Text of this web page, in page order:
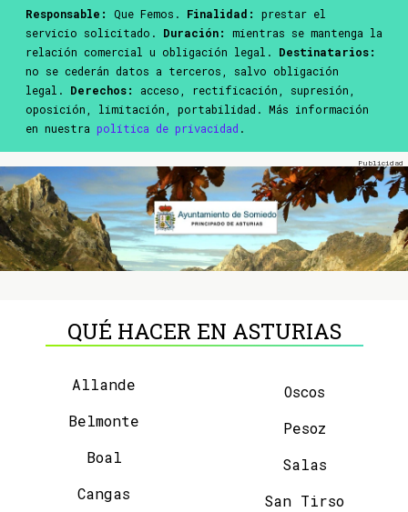
Responsable: Que Femos. Finalidad:
prestar el
servicio solicitado. Duración:
mientras se mantenga la
relación comercial u obligación legal. Destinatarios:
no se cederán datos a terceros, salvo obligación
legal. Derechos:
acceso, rectificación, supresión,
oposición, limitación, portabilidad. Más información
en nuestra política de privacidad .
QUÉ HACER EN ASTURIAS
Allande
Belmonte
Boal
Cangas
Oscos
Pesoz
Salas
San Tirso